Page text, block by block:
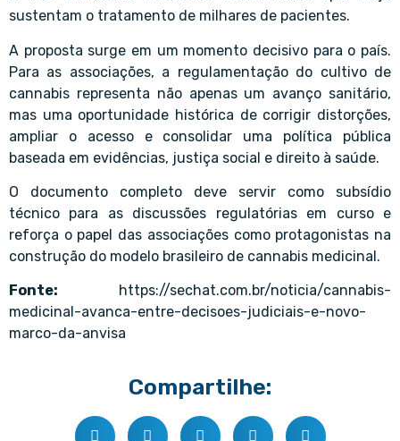
sustentam o tratamento de milhares de pacientes.
A proposta surge em um momento decisivo para o país.
Para as associações, a regulamentação do cultivo de
cannabis representa não apenas um avanço sanitário,
mas uma oportunidade histórica de corrigir distorções,
ampliar o acesso e consolidar uma política pública
baseada em evidências, justiça social e direito à saúde.
O documento completo deve servir como subsídio
técnico para as discussões regulatórias em curso e
reforça o papel das associações como protagonistas na
construção do modelo brasileiro de cannabis medicinal.
Fonte: https://sechat.com.br/noticia/cannabis-
medicinal-avanca-entre-decisoes-judiciais-e-novo-
marco-da-anvisa
Compartilhe: